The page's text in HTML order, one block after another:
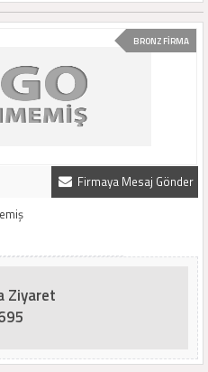
BRONZ FİRMA
Firmaya Mesaj Gönder
Ziyaret